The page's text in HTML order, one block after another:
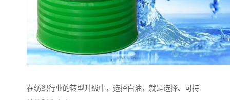
在纺织行业的转型升级中，选择白油，就是选择、可持